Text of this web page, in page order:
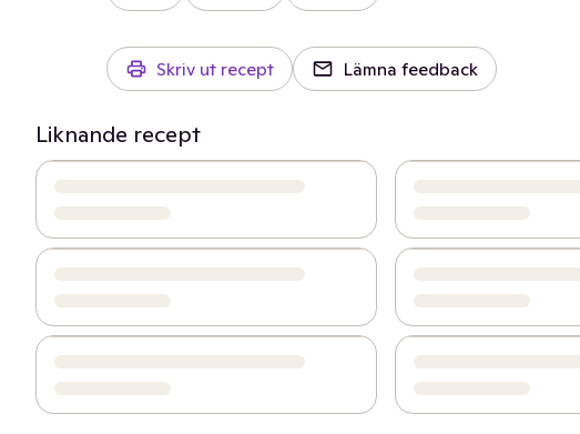
Skriv ut recept Lämna feedback
Liknande recept